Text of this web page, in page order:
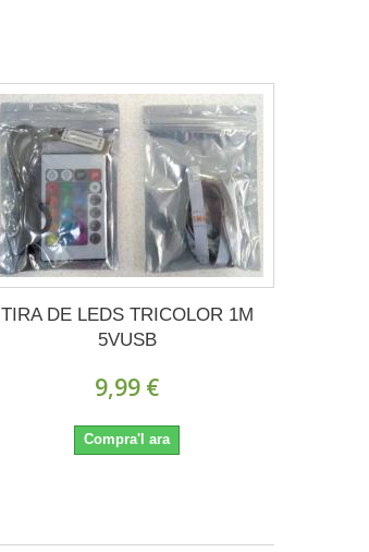
TIRA DE LEDS TRICOLOR 1M
5VUSB
9,99 €
Compra'l ara